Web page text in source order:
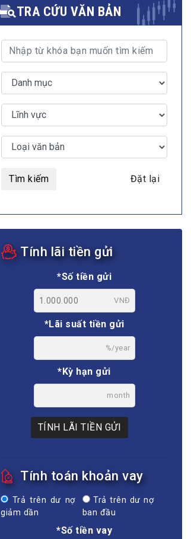
MULTIMEDIA
Video
E-magazines
TRA CỨU VĂN BẢN
Tìm kiếm Đặt lại
Tính lãi tiền gửi
*Số tiền gửi
VNĐ
*Lãi suất tiền gửi
%/year
*Kỳ hạn gửi
month
TÍNH LÃI TIỀN GỬI
Tính toán khoản vay
Trả trên dư nợ
giảm dần
Trả trên dư nợ
ban đầu
*Số tiền vay